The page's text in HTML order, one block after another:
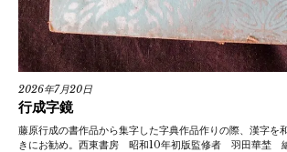
2026年7月20日
行成字鏡
藤原行成の書作品から集字した字典作品作りの際、漢字を
きにお勧め。西東書房 昭和10年初版監修者 羽田華埜